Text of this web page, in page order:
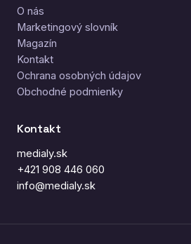
O nás
Marketingový slovník
Magazín
Kontakt
Ochrana osobných údajov
Obchodné podmienky
Kontakt
medialy.sk
+421 908 446 060
info@medialy.sk